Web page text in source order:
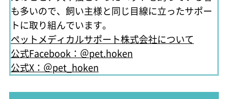
も多いので、飼い主様と同じ目線に立ったサポー
トに取り組んでいます。
ペットメディカルサポート株式会社について
公式Facebook：＠pet.hoken
公式X：＠pet_hoken